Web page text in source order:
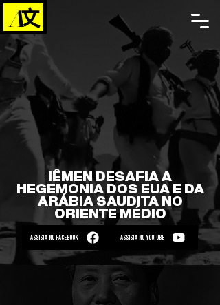
IÊMEN DESAFIA A
HEGEMONIA DOS EUA E DA
ARÁBIA SAUDITA NO
ORIENTE MÉDIO
ASSISTA NO FACEBOOK ASSISTA NO YOUTUBE